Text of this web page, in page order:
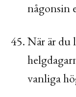
någonsin
När är du
vanliga